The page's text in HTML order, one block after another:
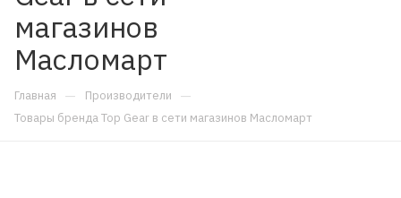
магазинов
Масломарт
Главная — Производители —
Товары бренда Top Gear в сети магазинов Масломарт